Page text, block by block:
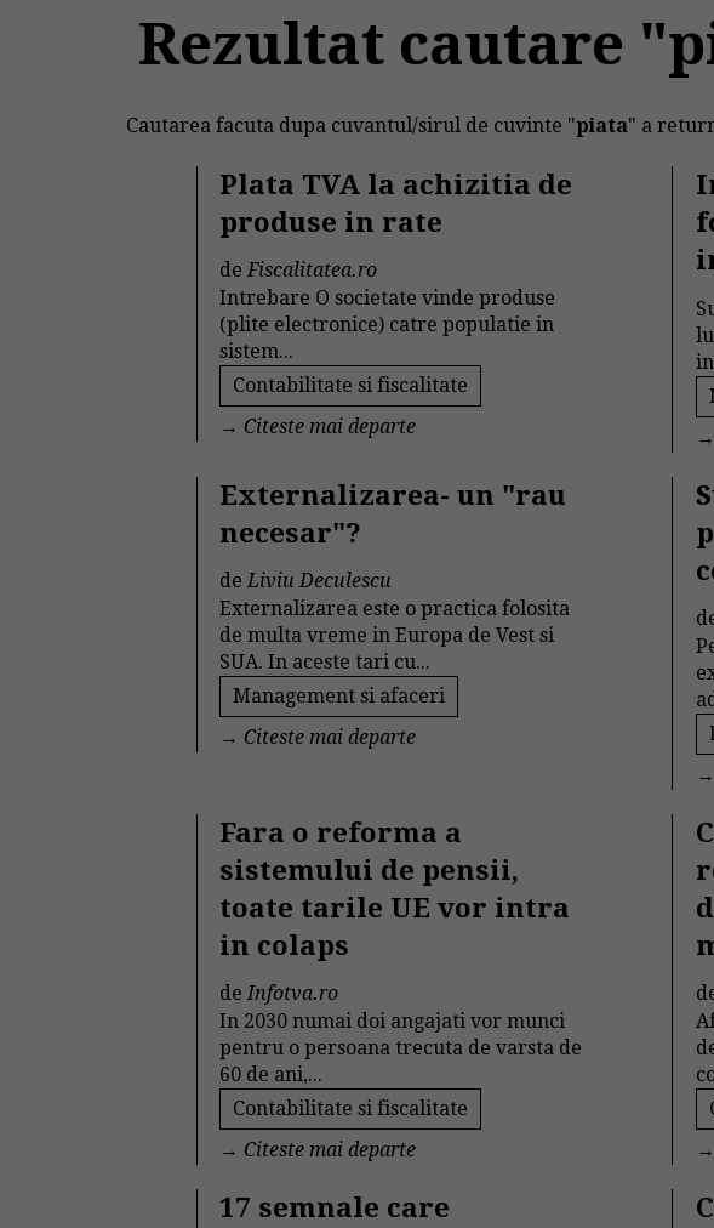
Rezultat cautare
Cautarea facuta dupa cuvantul/sirul de cuvinte "piata" a
Plata TVA la achizitia de
produse in rate
deFiscalitatea.ro
Intrebare O societate vinde produse
(plite electronice) catre populatie in
sistem...
Contabilitate si fiscalitate
→ Citeste mai departe
→
Externalizarea- un "rau
necesar"?
deLiviu Deculescu
Externalizarea este o practica folosita
de multa vreme in Europa de Vest si
SUA. In aceste tari cu...
Management si afaceri
→ Citeste mai departe
→
Fara o reforma a
sistemului de pensii,
toate tarile UE vor intra
in colaps
deInfotva.ro
In 2030 numai doi angajati vor munci
pentru o persoana trecuta de varsta de
60 de ani,...
Contabilitate si fiscalitate
→ Citeste mai departe
→
17 semnale care